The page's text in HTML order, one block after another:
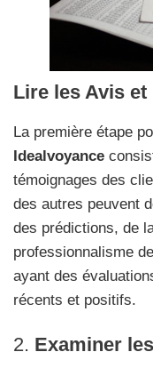
Lire les Avis
La première étape
Idealvoyance
témoignages des
des autres peuvent
des prédictions, de
professionnalisme
ayant des
récents et positifs.
2. Examiner